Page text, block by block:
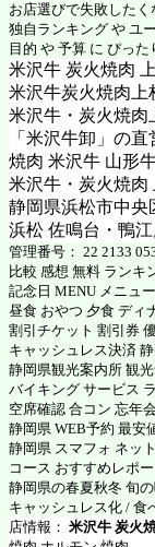
お店選びで失敗した
独自ランキング や ユ
目的 や 予算 に ぴった
米沢牛 炭火焼肉
米沢牛炭火焼肉上
米沢牛・炭火焼肉
「米沢牛卸」の
焼肉 米沢牛 山形
米沢牛・炭火焼肉
静岡県浜松市中央
浜松 佐鳴台・鴨江
管理番号： 22 2133
比較 感想 無料 ランキ
記念日 MENU メニュ
昼食 おやつ 夕食 ディ
割引チケット 割引券
キャッシュレス決済
静岡県観光案内所 観
バイキング サービス
空席確認 合コン 忘年
静岡県 WEB予約 最安
静岡県 スマフォ ネッ
コース おすすめレポ
静岡県の春夏秋冬 旬
キャッシュレス化 / 食
店情報： 米沢牛 炭火